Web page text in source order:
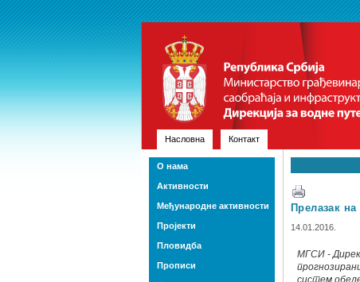
Насловна Контакт
Прелазак
14.01.2016.
МГСИ -
систем
О нама
Активности
Међународне активности
Пројекти
Пловидба
Прописи